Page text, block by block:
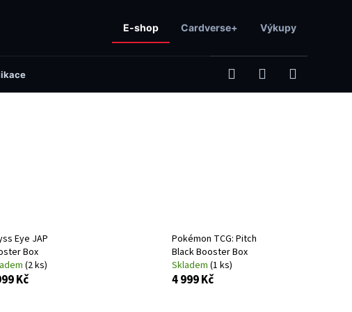
E-shop Cardverse+ Výkupy
Eye JAP
Box
(2 ks)
Kč
Pokémon TCG: Pitch
Black Booster Box
Skladem (1 ks)
4 999 Kč
Následující